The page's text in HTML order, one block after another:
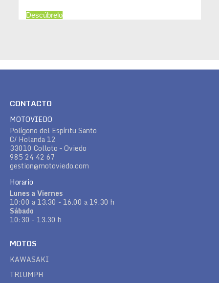
Descúbrelo
CONTACTO
MOTOVIEDO
Polígono del Espíritu Santo
C/ Holanda 12
33010 Colloto – Oviedo
985 24 42 67
gestion@motoviedo.com
Horario
Lunes a Viernes
10:00 a 13.30 - 16.00 a 19.30 h
Sábado
10:30 - 13.30 h
MOTOS
KAWASAKI
TRIUMPH